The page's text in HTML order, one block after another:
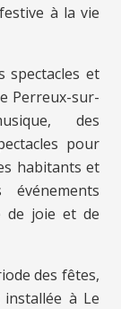
à la vie
spectacles et
Perreux-sur-
des
pour
habitants et
de joie et de
des fêtes,
à Le